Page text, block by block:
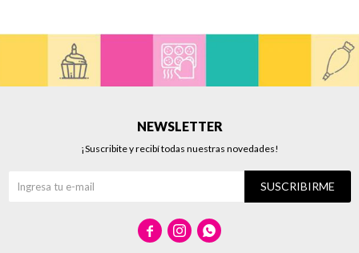
NEWSLETTER
¡Suscribite y recibí todas nuestras novedades!
SUSCRIBIRME
  